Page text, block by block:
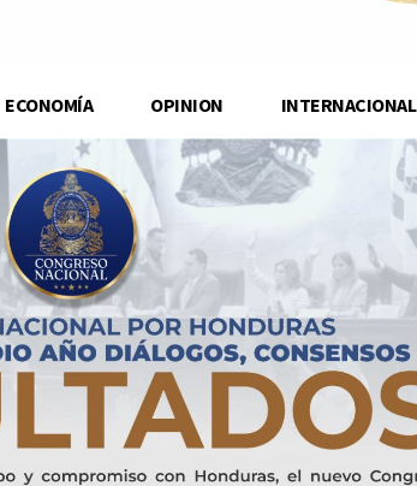
ECONOMÍA OPINION INTERNACIONAL